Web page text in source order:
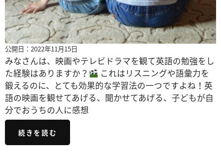
公開日：2022年11月15日
みなさんは、映画やテレビドラマを観て英語の勉強をし
た経験はありますか？
これはリスニングや語彙力を
鍛えるのに、とても効果的な学習法の一つですよね！英
語の映画を観せてあげる、聞かせてあげる、子どもが自
分でおうちの人に感想
続きを読む